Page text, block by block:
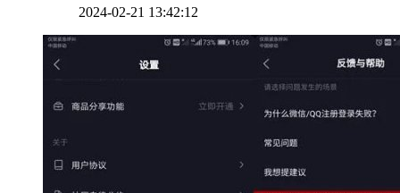
2024-02-21 13:42:12